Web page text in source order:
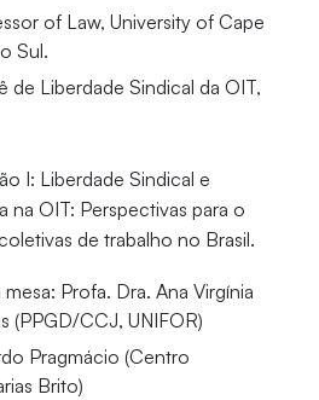
of Law, University of Cape
Sul.
de Liberdade Sindical da OIT,
I: Liberdade Sindical e
na OIT: Perspectivas para o
de trabalho no Brasil.
Profa. Dra. Ana Virgínia
(PPGD/CCJ, UNIFOR)
Pragmácio (Centro
Brito)